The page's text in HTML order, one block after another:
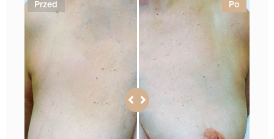
Przed Po